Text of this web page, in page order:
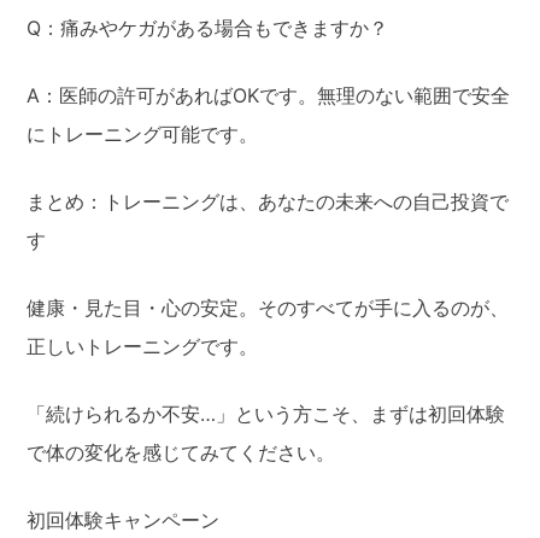
Q：痛みやケガがある場合もできますか？
A：医師の許可があればOKです。無理のない範囲で安全
にトレーニング可能です。
まとめ：トレーニングは、あなたの未来への自己投資で
す
健康・見た目・心の安定。そのすべてが手に入るのが、
正しいトレーニングです。
「続けられるか不安…」という方こそ、まずは初回体験
で体の変化を感じてみてください。
初回体験キャンペーン